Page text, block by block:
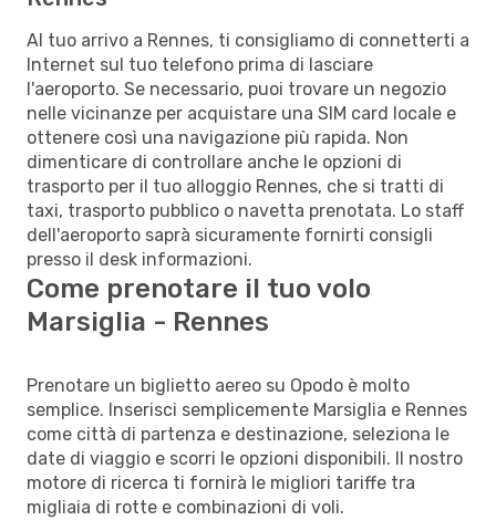
Al tuo arrivo a Rennes, ti consigliamo di connetterti a
Internet sul tuo telefono prima di lasciare
l'aeroporto. Se necessario, puoi trovare un negozio
nelle vicinanze per acquistare una SIM card locale e
ottenere così una navigazione più rapida. Non
dimenticare di controllare anche le opzioni di
trasporto per il tuo alloggio Rennes, che si tratti di
taxi, trasporto pubblico o navetta prenotata. Lo staff
dell'aeroporto saprà sicuramente fornirti consigli
presso il desk informazioni.
Come prenotare il tuo volo
Marsiglia - Rennes
Prenotare un biglietto aereo su Opodo è molto
semplice. Inserisci semplicemente Marsiglia e Rennes
come città di partenza e destinazione, seleziona le
date di viaggio e scorri le opzioni disponibili. Il nostro
motore di ricerca ti fornirà le migliori tariffe tra
migliaia di rotte e combinazioni di voli.